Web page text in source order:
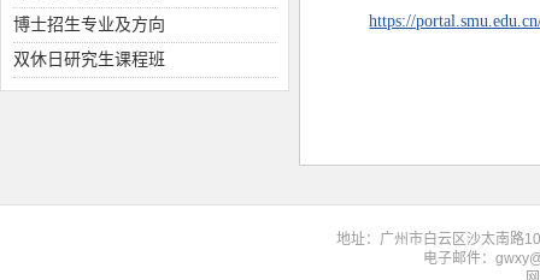
https://
博士招生专业及方向
双休日研究生课程班
地址：广州市白云区沙太南路
电子邮件：